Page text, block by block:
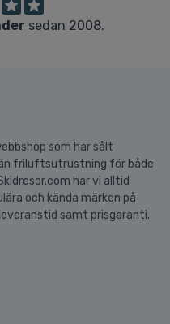
sedan 2008.
som har sålt
friluftsutrustning för både
har vi alltid
och kända märken på
samt prisgaranti.